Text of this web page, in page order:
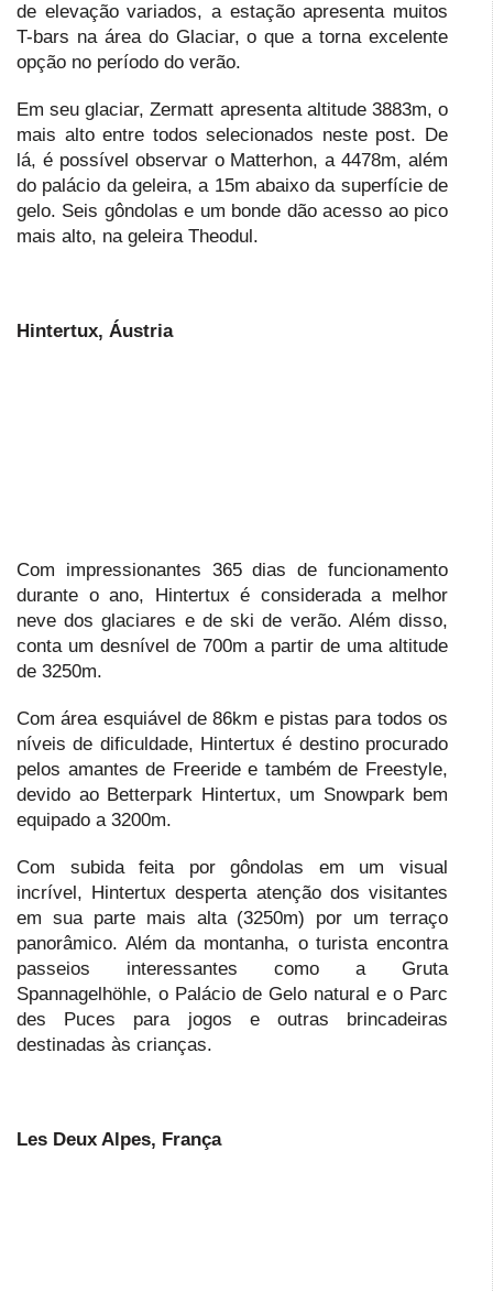
de elevação variados, a estação apresenta muitos
T-bars na área do Glaciar, o que a torna excelente
opção no período do verão.
Em seu glaciar, Zermatt apresenta altitude 3883m, o
mais alto entre todos selecionados neste post. De
lá, é possível observar o Matterhon, a 4478m, além
do palácio da geleira, a 15m abaixo da superfície de
gelo. Seis gôndolas e um bonde dão acesso ao pico
mais alto, na geleira Theodul.
Hintertux, Áustria
Com impressionantes 365 dias de funcionamento
durante o ano, Hintertux é considerada a melhor
neve dos glaciares e de ski de verão. Além disso,
conta um desnível de 700m a partir de uma altitude
de 3250m.
Com área esquiável de 86km e pistas para todos os
níveis de dificuldade, Hintertux é destino procurado
pelos amantes de Freeride e também de Freestyle,
devido ao Betterpark Hintertux, um Snowpark bem
equipado a 3200m.
Com subida feita por gôndolas em um visual
incrível, Hintertux desperta atenção dos visitantes
em sua parte mais alta (3250m) por um terraço
panorâmico. Além da montanha, o turista encontra
passeios interessantes como a Gruta
Spannagelhöhle, o Palácio de Gelo natural e o Parc
des Puces para jogos e outras brincadeiras
destinadas às crianças.
Les Deux Alpes, França